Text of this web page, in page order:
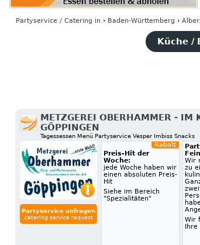
Partyservice / Catering in › Baden-Württemberg ›
Küche /
METZGEREI OBERHAMMER - IM
GÖPPINGEN
Tagessessen Menü Partyservice Vesper Imbiss Snacks
Partyservice anfragen
catering service request
Rabatt
Preis-Hit der
Woche:
jede Woche haben wir
einen absoluten Preis-
Hit
Siehe im Bereich
"Spezialitäten"
Wir
zu
Wir
Ihre